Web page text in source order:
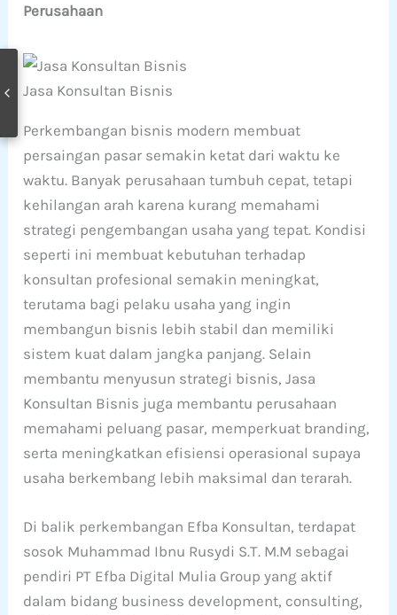
Perusahaan
Jasa Konsultan Bisnis
Perkembangan bisnis modern membuat
persaingan pasar semakin ketat dari waktu ke
waktu. Banyak perusahaan tumbuh cepat, tetapi
kehilangan arah karena kurang memahami
strategi pengembangan usaha yang tepat. Kondisi
seperti ini membuat kebutuhan terhadap
konsultan profesional semakin meningkat,
terutama bagi pelaku usaha yang ingin
membangun bisnis lebih stabil dan memiliki
sistem kuat dalam jangka panjang. Selain
membantu menyusun strategi bisnis, Jasa
Konsultan Bisnis juga membantu perusahaan
memahami peluang pasar, memperkuat branding,
serta meningkatkan efisiensi operasional supaya
usaha berkembang lebih maksimal dan terarah.
Di balik perkembangan Efba Konsultan, terdapat
sosok Muhammad Ibnu Rusydi S.T. M.M sebagai
pendiri PT Efba Digital Mulia Group yang aktif
dalam bidang business development, consulting,